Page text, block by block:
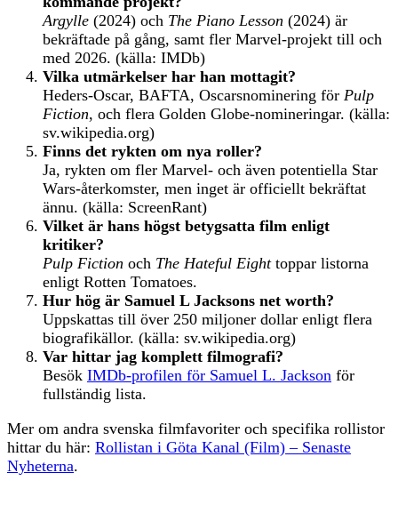
Argylle (2024) och The Piano Lesson (2024) är
bekräftade på gång, samt fler Marvel-projekt till och
med 2026. (källa: IMDb)
Vilka utmärkelser har han mottagit?
Heders-Oscar, BAFTA, Oscarsnominering för Pulp
Fiction, och flera Golden Globe-nomineringar. (källa:
sv.wikipedia.org)
Finns det rykten om nya roller?
Ja, rykten om fler Marvel- och även potentiella Star
Wars-återkomster, men inget är officiellt bekräftat
ännu. (källa: ScreenRant)
Vilket är hans högst betygsatta film enligt
kritiker?
Pulp Fiction och The Hateful Eighttoppar listorna
enligt Rotten Tomatoes.
Hur hög är Samuel L Jacksons net worth?
Uppskattas till över 250 miljoner dollar enligt flera
biografikällor. (källa: sv.wikipedia.org)
Var hittar jag komplett filmografi?
Besök IMDb-profilen för Samuel L. Jackson för
fullständig lista.
Mer om andra svenska filmfavoriter och specifika rollistor
hittar du här: Rollistan i Göta Kanal (Film) – Senaste
Nyheterna.